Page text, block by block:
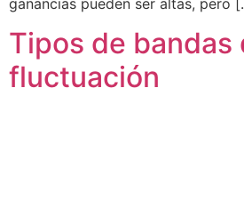
Tipos de bandas
fluctuación